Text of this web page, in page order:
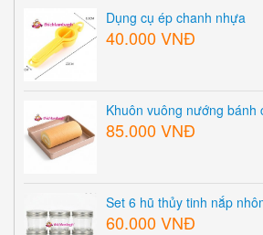
Dụng cụ ép chanh nhựa
40.000 VNĐ
Khuôn vuông nướng bánh
85.000 VNĐ
Set 6 hũ thủy tinh nắp
60.000 VNĐ